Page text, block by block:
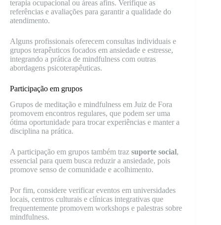
terapia ocupacional ou áreas afins. Verifique as
referências e avaliações para garantir a qualidade do
atendimento.
Alguns profissionais oferecem consultas individuais e
grupos terapêuticos focados em ansiedade e estresse,
integrando a prática de mindfulness com outras
abordagens psicoterapêuticas.
Participação em grupos
Grupos de meditação e mindfulness em Juiz de Fora
promovem encontros regulares, que podem ser uma
ótima oportunidade para trocar experiências e manter a
disciplina na prática.
A participação em grupos também traz suporte social,
essencial para quem busca reduzir a ansiedade, pois
promove senso de comunidade e acolhimento.
Por fim, considere verificar eventos em universidades
locais, centros culturais e clínicas integrativas que
frequentemente promovem workshops e palestras sobre
mindfulness.